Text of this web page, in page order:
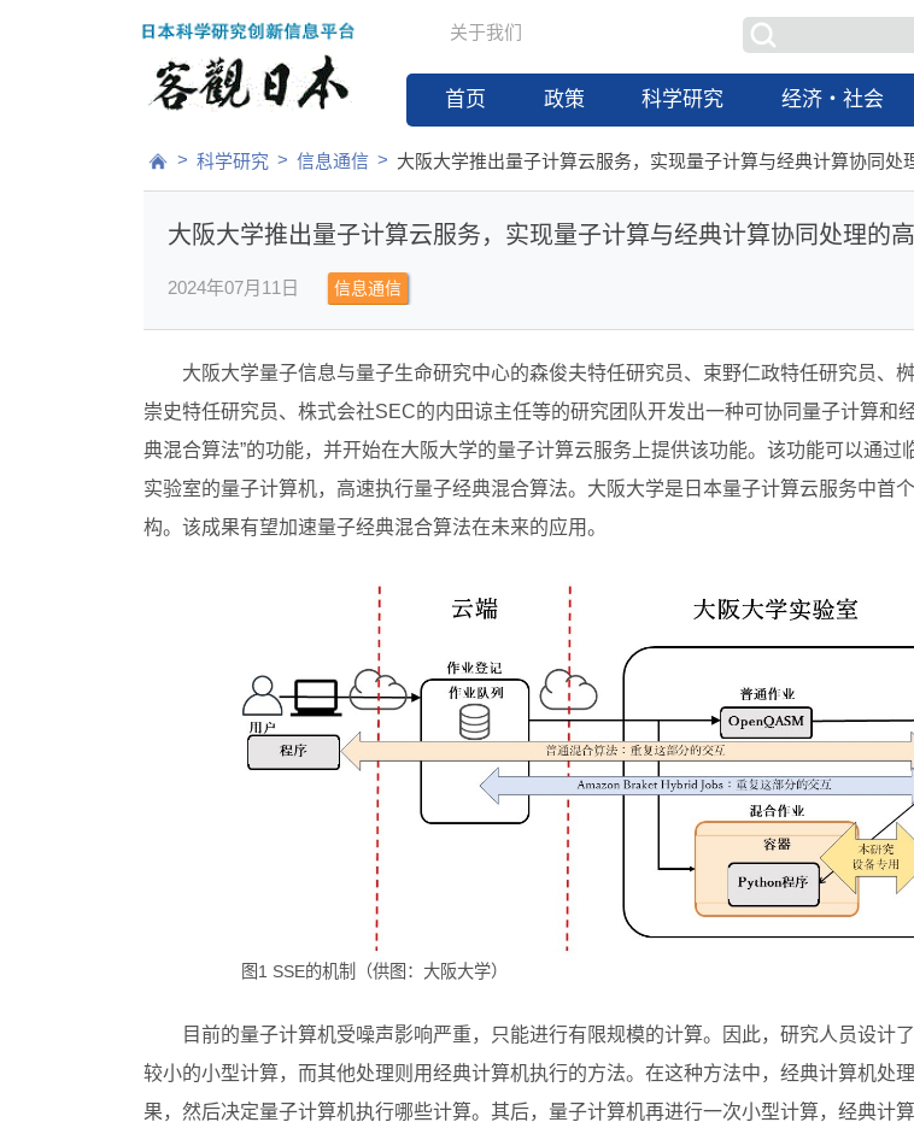
关于我们
首页 政策 科学研究 经济・社会
> 科学研究 > 信息通信 > 大阪大学推出量子计算云服务，实现量子计算与经典计算协同处
大阪大学推出量子计算云服务，实现量子计算与经典计算协同处理的
2024年07月11日 信息通信
大阪大学量子信息与量子生命研究中心的森俊夫特任研究员、束野仁政特任研究员、
崇史特任研究员、株式会社SEC的内田谅主任等的研究团队开发出一种可协同量子计算和
典混合算法”的功能，并开始在大阪大学的量子计算云服务上提供该功能。该功能可以通过
实验室的量子计算机，高速执行量子经典混合算法。大阪大学是日本量子计算云服务中首
构。该成果有望加速量子经典混合算法在未来的应用。
图1 SSE的机制（供图：大阪大学）
目前的量子计算机受噪声影响严重，只能进行有限规模的计算。因此，研究人员设计
较小的小型计算，而其他处理则用经典计算机执行的方法。在这种方法中，经典计算机处
果，然后决定量子计算机执行哪些计算。其后，量子计算机再进行一次小型计算，经典计